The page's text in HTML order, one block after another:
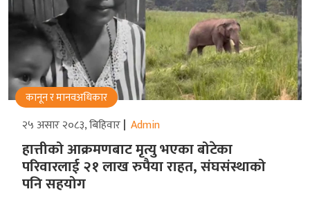
कानून र मानवअधिकार
२५ असार २०८३, बिहिवार Admin
हात्तीको आक्रमणबाट मृत्यु भएका बोटेका
परिवारलाई २१ लाख रुपैया राहत, संघसंस्थाको
पनि सहयोग